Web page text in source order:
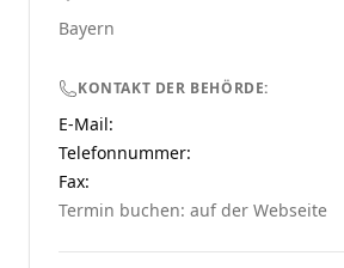
Bayern
KONTAKT DER BEHÖRDE:
E-Mail:
Telefonnummer:
Fax:
Termin buchen: auf der Webseite